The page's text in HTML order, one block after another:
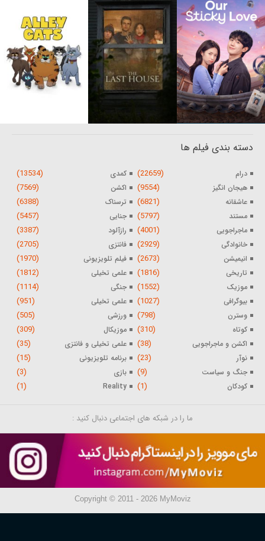
دسته بندی فیلم ها
درام (22659) کمدی (13534)
هیجان انگیز (9554) اکشن (7569)
عاشقانه (6821) ترسناک (6388)
مستند (5797) جنایی (5457)
ماجراجویی (4001) رازآلود (3387)
خانوادگی (2929) فانتزی (2705)
انیمیشن (2673) فیلم تلویزیونی (1970)
تاریخی (1816) علمی تخیلی (1812)
موزیک (1552) جنگی (1114)
بیوگرافی (1027) علمی تخیلی (951)
وسترن (798) ورزشی (505)
کوتاه (310) موزیکال (309)
اکشن و ماجراجویی (38) علمی تخیلی و فانتزی (35)
نوآر (23) برنامه تلویزیونی (15)
جنگ و سیاست (9) بازی (3)
کودکان (1)
Reality
(1)
ما را در شبکه های اجتماعی دنبال کنید :
Copyright © 2011 - 2026 MyMoviz